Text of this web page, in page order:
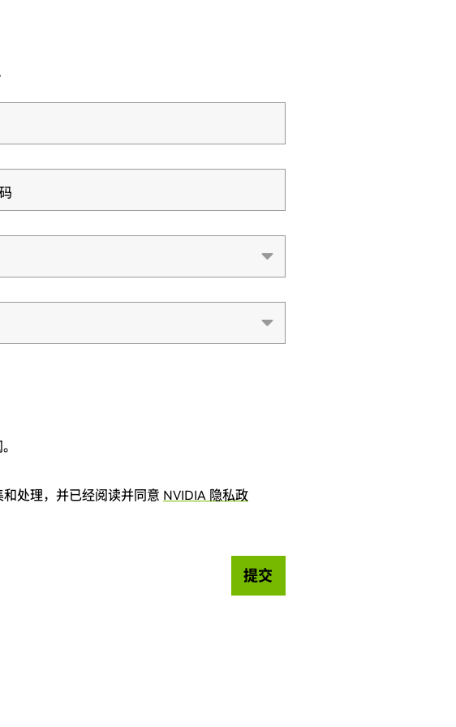
处理，并已经阅读并同意 NVIDIA 隐私政
提交